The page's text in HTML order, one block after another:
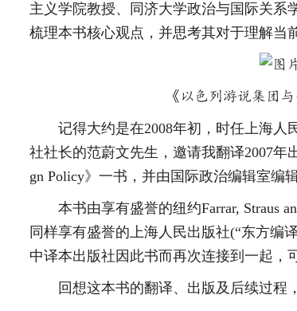
主义学院教授、同济大学政治与国际关系
梳理本书核心观点，并思考其对于理解当
《以色列游说集团
记得大约是在2008年初，时任上海人
社社长的范蔚文先生，邀请我翻译2007年
gn Policy》一书，并由国际政治编辑室编
本书由享有盛誉的纽约Farrar, Straus
同样享有盛誉的上海人民出版社(“东方编
中译本出版社因此书而再次连接到一起，
回想这本书的翻译、出版及后续过程